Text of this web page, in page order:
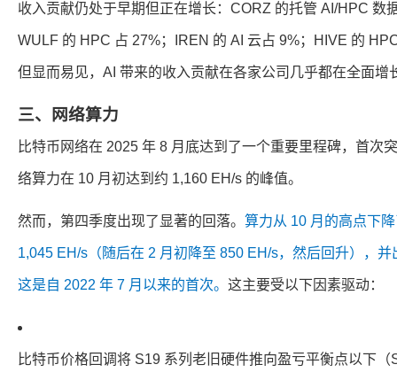
收入贡献仍处于早期但正在增长：CORZ 的托管 AI/HPC 数
WULF 的 HPC 占 27%；IREN 的 AI 云占 9%；HIVE 的
但显而易见，AI 带来的收入贡献在各家公司几乎都在全面增
三、网络算力
比特币网络在 2025 年 8 月底达到了一个重要里程碑，首次
络算力在 10 月初达到约 1,160 EH/s 的峰值。
然而，第四季度出现了显著的回落。 算力从 10 月的高点下
1,045 EH/s（随后在 2 月初降至 850 EH/s，然后回升），
这是自 2022 年 7 月以来的首次。 这主要受以下因素驱动：
比特币价格回调将 S19 系列老旧硬件推向盈亏平衡点以下